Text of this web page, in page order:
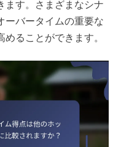
ます。さまざまなシナ
ーバータイムの重要な
ることができます。